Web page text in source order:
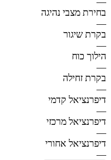
בחירת מצבי נהיגה
—
בקרת שיגור
—
הילוך כוח
—
בקרת זחילה
—
דיפרנציאל קדמי
—
דיפרנציאל מרכזי
—
דיפרנציאל אחורי
—